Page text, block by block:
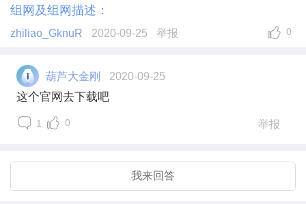
组网及组网描述：
zhiliao_GknuR 2020-09-25 举报 0
葫芦大金刚 2020-09-25
这个官网去下载吧
1 0 举报
我来回答